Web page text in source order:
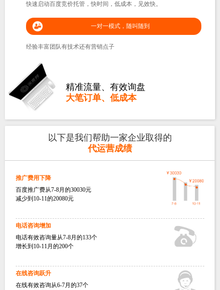
快速启动百度竞价托管，快时间，低成本，见效快。
一对一模式，随叫随到
经验丰富团队有技术还有营销点子
精准流量、有效询盘
大笔订单、低成本
以下是我们帮助一家企业取得的
代运营成绩
推广费用下降
百度推广费从7-8月的30030元
减少到10-11的20080元
电话咨询增加
电话有效咨询量从7-8月的133个
增长到10-11月的200个
在线咨询跃升
在线有效咨询从6-7月的37个